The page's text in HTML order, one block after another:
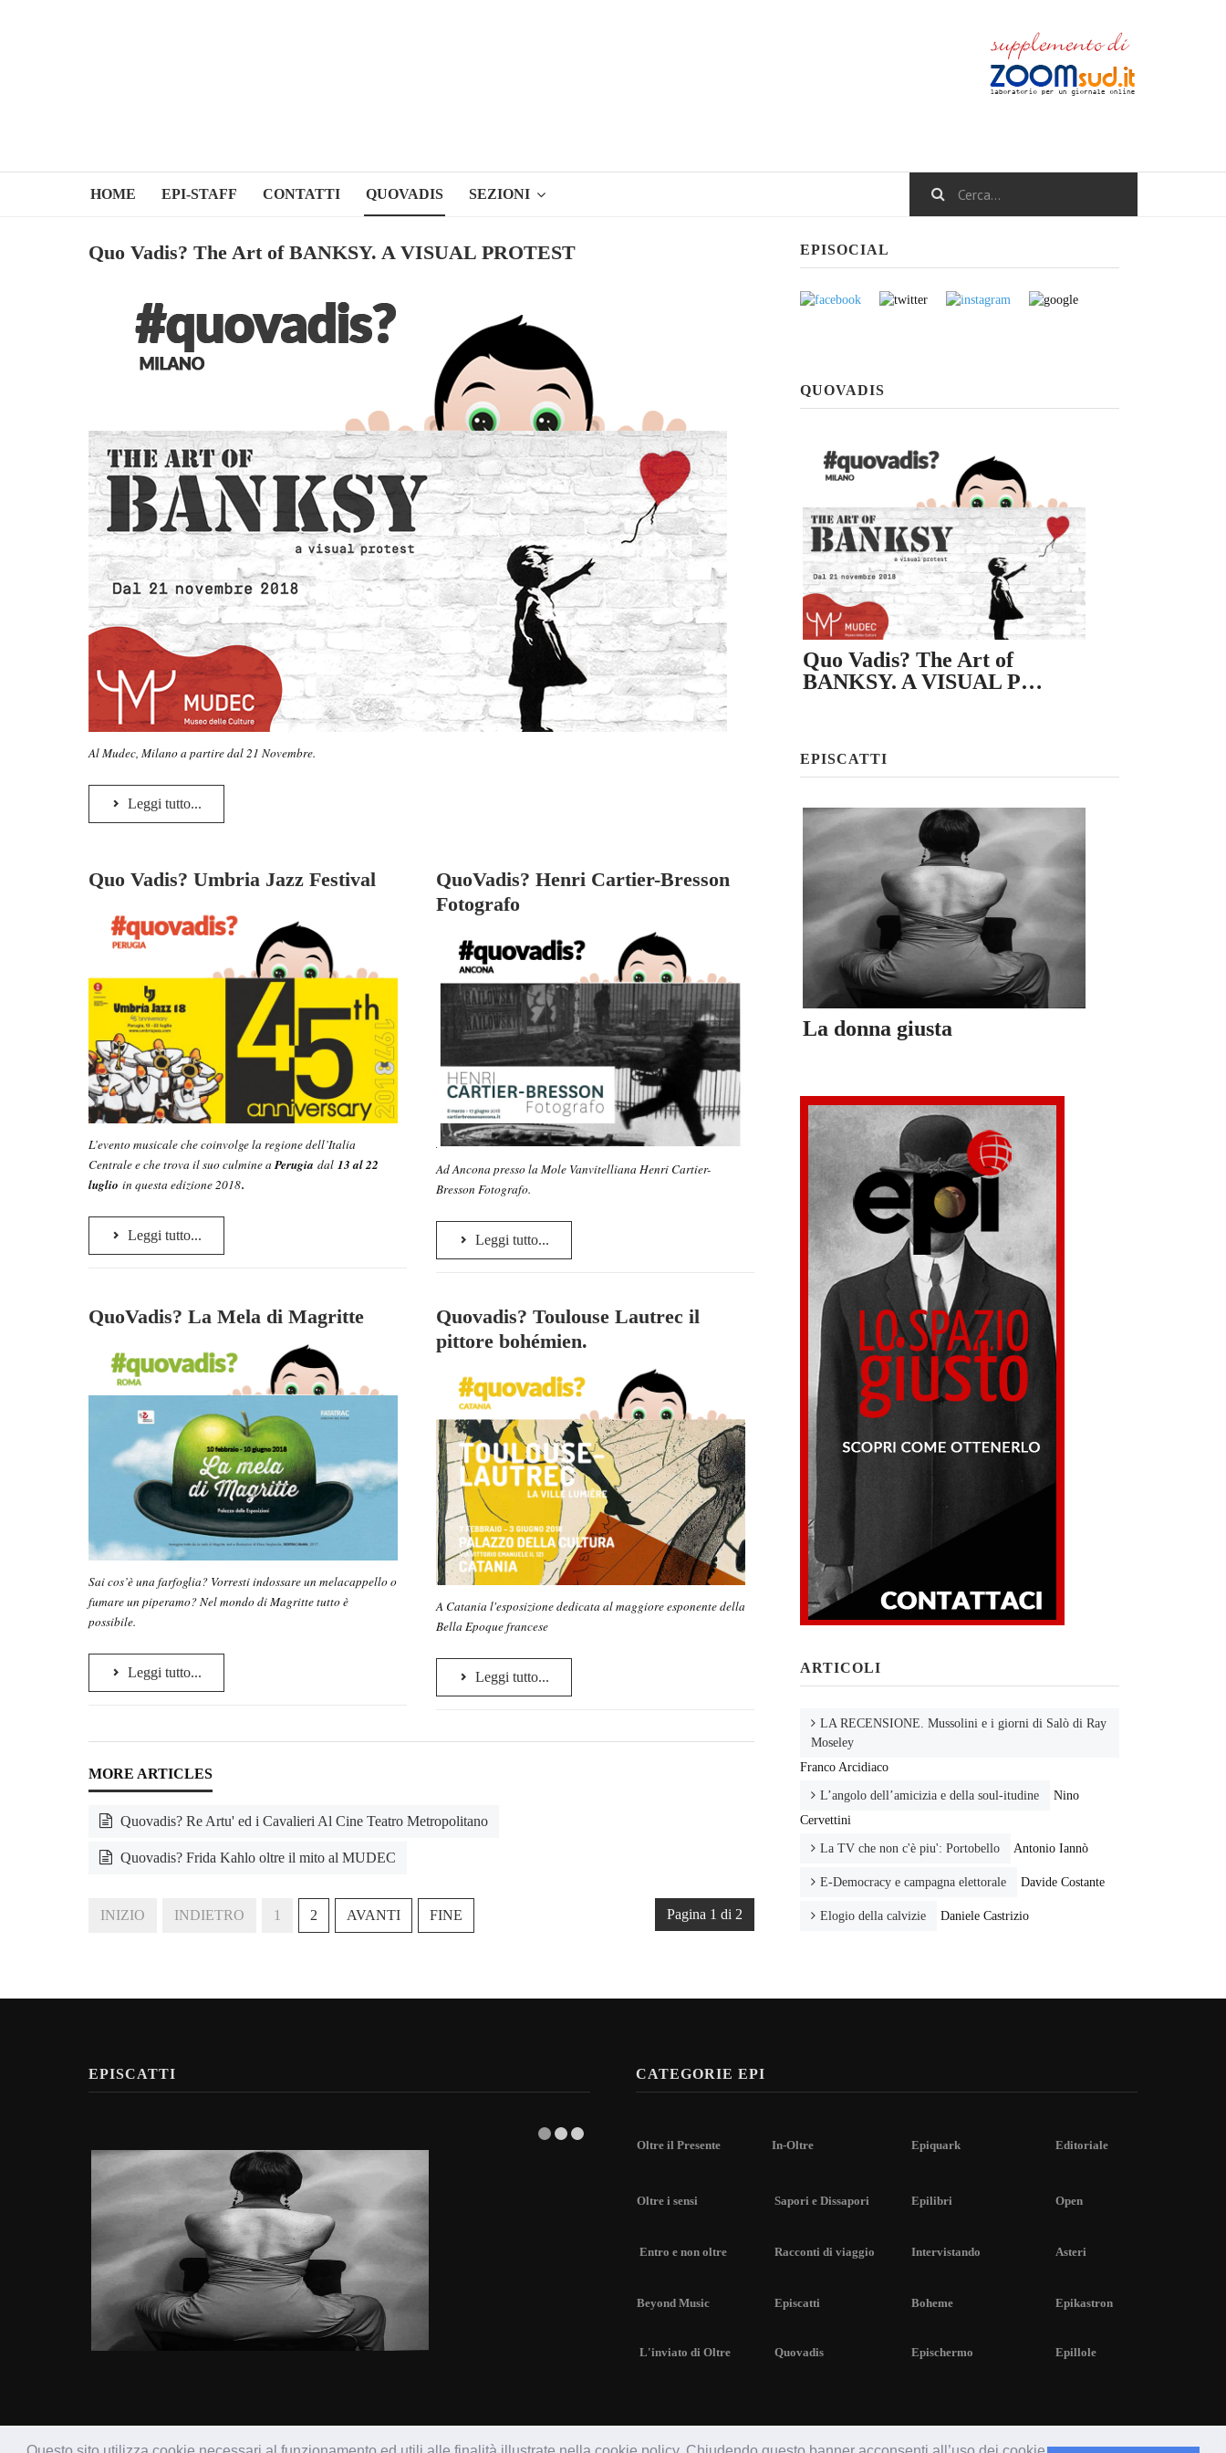
HOME EPI-STAFF CONTATTI QUOVADIS SEZIONI
Quo Vadis? The Art of BANKSY. A VISUAL PROTEST
Al Mudec, Milano a partire dal 21 Novembre.
Leggi tutto...
Quo Vadis? Umbria Jazz Festival
L’evento musicale che coinvolge la regione dell’Italia
Centrale e che trova il suo culmine aPerugia dal 13 al 22
luglio in questa edizione 2018.
Leggi tutto...
QuoVadis? Henri Cartier-Bresson
Fotografo
Ad Ancona presso la Mole Vanvitelliana Henri Cartier-
Bresson Fotografo.
Leggi tutto...
QuoVadis? La Mela di Magritte
Sai cos’è una farfoglia? Vorresti indossare un melacappello o
fumare un piperamo? Nel mondo di Magritte tutto è
possibile.
Leggi tutto...
Quovadis? Toulouse Lautrec il
pittore bohémien.
A Catania l'esposizione dedicata al maggiore esponente della
Bella Epoque francese
Leggi tutto...
Quovadis? Re Artu' ed i Cavalieri Al Cine Teatro Metropolitano
Quovadis? Frida Kahlo oltre il mito al MUDEC
Pagina 1 di 2
INIZIO INDIETRO 1 2 AVANTI FINE
EPISOCIAL
QUOVADIS
Quo Vadis? The Art of
BANKSY. A VISUAL P…
EPISCATTI
La donna giusta
ARTICOLI
LA RECENSIONE. Mussolini e i giorni di Salò di Ray
Moseley
Franco Arcidiaco
L’angolo dell’amicizia e della soul-itudine
Nino
Cervettini
La TV che non c'è piu': Portobello Antonio Iannò
E-Democracy e campagna elettorale Davide Costante
Elogio della calvizie Daniele Castrizio
EPISCATTI CATEGORIE EPI
Oltre il Presente In-Oltre Epiquark Editoriale
Oltre i sensi Sapori e Dissapori Epilibri Open
Entro e non oltre Racconti di viaggio Intervistando Asteri
Beyond Music Episcatti Boheme Epikastron
L'inviato di Oltre Quovadis Epischermo Epillole